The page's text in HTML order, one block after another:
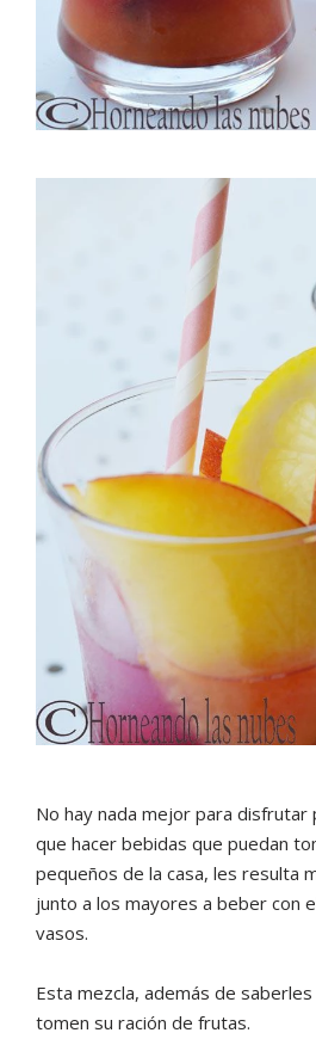
No hay nada mejor para disfrutar
que hacer bebidas que puedan
pequeños de la casa, les resulta
junto a los mayores a beber con
vasos.
Esta mezcla, además de
tomen su ración de frutas.